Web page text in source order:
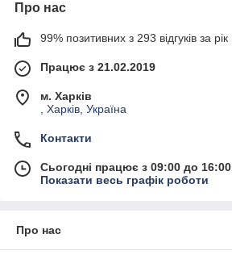
Про нас
99% позитивних з 293 відгуків за рік
Працює з 21.02.2019
м. Харків
, Харків, Україна
Контакти
Сьогодні працює з 09:00 до 16:00
Показати весь графік роботи
Про нас